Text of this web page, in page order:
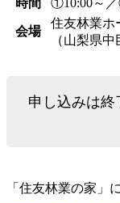
時間
①10:00～
会場
住友林業
（山梨県
申し込みは終
「住友林業の家」